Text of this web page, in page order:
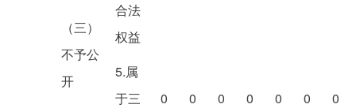
（三）
不予公
开
合法
权益
5.属
于三
0 0 0 0 0 0 0